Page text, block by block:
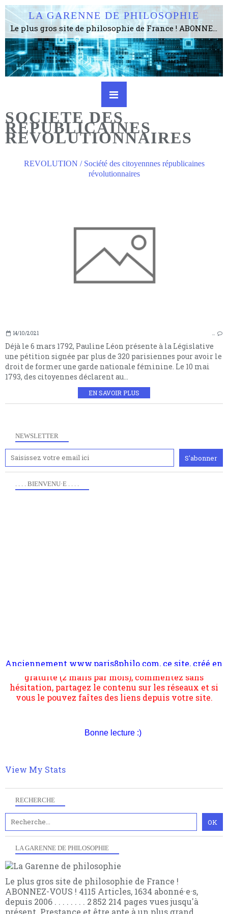
LA GARENNE DE PHILOSOPHIE
Le plus gros site de philosophie de France ! ABONNEZ-VOUS ! 4115 Articles, 1634 abonné·e·s, depuis 2006 . . . . . . . . 2 852 214 pages vues jusqu'à présent. Prestance et être apte à un plus grand nombre de choses.
SOCIETE DES
REPUBLICAINES
REVOLUTIONNAIRES
REVOLUTION / Société des citoyennnes républicaines
révolutionnaires
14/10/2021 …
Déjà le 6 mars 1792, Pauline Léon présente à la Législative
une pétition signée par plus de 320 parisiennes pour avoir le
droit de former une garde nationale féminine. Le 10 mai
1793, des citoyennes déclarent au...
EN SAVOIR PLUS
NEWSLETTER
RECHERCHE
LA GARENNE DE PHILOSOPHIE
Le plus gros site de philosophie de France !
ABONNEZ-VOUS ! 4115 Articles, 1634 abonné·e·s,
depuis 2006 . . . . . . . . 2 852 214 pages vues jusqu'à
. . . . BIENVENU·E . . . .
2006 lors du mouvement anti-CPE, a rendu compte de
s'occupe plus largement de rendre compte d'une
transformation dans les paradigmes philosophiques
suivant la pensée du Dehors ou du Surpli, omme la
quantique, résolvant la plupart des impasses
articles pour être apte à un plus grand nombre de
gratuite (2 mails par mois), commentez sans
hésitation, partagez le contenu sur les réseaux et si
vous le pouvez faîtes des liens depuis votre site.
Bonne lecture :)
View My Stats